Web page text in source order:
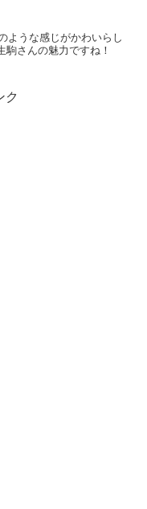
ような感じがかわいらし
さんの魅力ですね！
ク